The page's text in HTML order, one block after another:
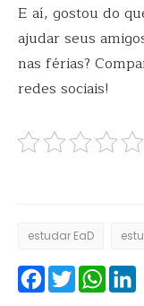
E aí, gostou do
ajudar seus
nas férias?
redes sociais!
estudar EaD
FacebookTwitter